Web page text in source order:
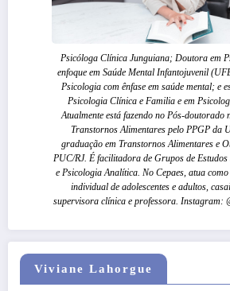
Psicóloga Clínica Junguiana; Doutora em
enfoque em Saúde Mental Infantojuvenil
Psicologia com ênfase em saúde mental; e
Psicologia Clínica e Familia e em
Atualmente está fazendo no Pós-doutorado
Transtornos Alimentares pelo PPGP da
graduação em Transtornos Alimentares e
PUC/RJ. É facilitadora de Grupos de
e Psicologia Analítica. No Cepaes, atua
individual de adolescentes e adultos,
supervisora clínica e professora. Instagram:
Viviane Lahorgue